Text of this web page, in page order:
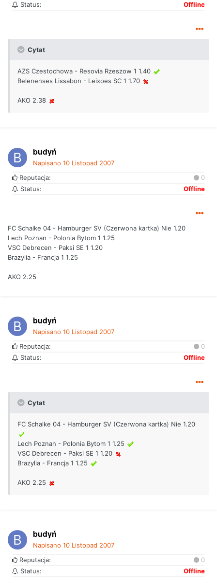
Status:
Offline
Cytat
AZS Czestochowa - Resovia Rzeszow 1 1.40
Belenenses Lissabon - Leixoes SC 1 1.70
AKO 2.38
budyń
Napisano 10 Listopad 2007
Reputacja:
0
Status:
Offline
FC Schalke 04 - Hamburger SV (Czerwona kartka) Nie 1.20
Lech Poznan - Polonia Bytom 1 1.25
VSC Debrecen - Paksi SE 1 1.20
Brazylia - Francja 1 1.25
AKO 2.25
budyń
Napisano 10 Listopad 2007
Reputacja:
0
Status:
Offline
Cytat
FC Schalke 04 - Hamburger SV (Czerwona kartka) Nie 1.20
Lech Poznan - Polonia Bytom 1 1.25
VSC Debrecen - Paksi SE 1 1.20
Brazylia - Francja 1 1.25
AKO 2.25
budyń
Napisano 10 Listopad 2007
Reputacja:
0
Status:
Offline